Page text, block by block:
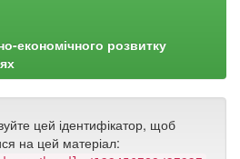
економічного розвитку
цей ідентифікатор, щоб
на цей матеріал: